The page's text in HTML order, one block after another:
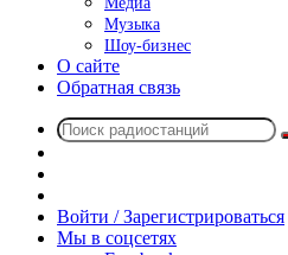
Музыка
Шоу-бизнес
О сайте
Обратная связь
радио
Войти / Зарегистрироваться
Мы в соцсетях